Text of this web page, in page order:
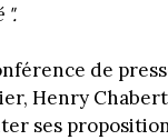
de
Henry
ses